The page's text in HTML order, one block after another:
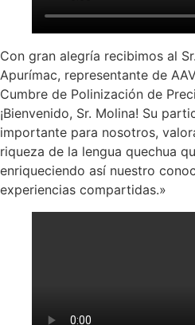
Con gran alegría recibimos al
Apurímac, representante de
Cumbre de Polinización de
¡Bienvenido, Sr. Molina! Su
importante para nosotros,
riqueza de la lengua quechua
enriqueciendo así nuestro
experiencias compartidas.»